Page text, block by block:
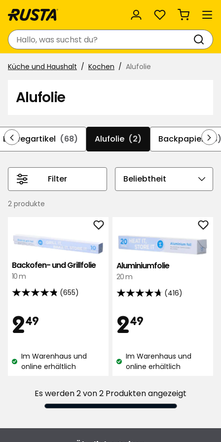
Favoriten
Suchen
Küche und Haushalt Kochen Alufolie
Alufolie
Einwegartikel (68) Alufolie (2) Backpapier (3)
Filter
Sortierreihenfolge
2 produkte
Backofen- und Grillfolie
10 m
(655)
4.8
5
Sternen,
auf
655
Preis
249
€
Lagerbestand:
Im Warenhaus und
online erhältlich
Backofen-
und
Grillfolie
Favoriten
hinzufügen
Aluminiumfolie
20 m
(416)
4.7
5
Sternen,
auf
416
Preis
249
€
Lagerbestand:
Im Warenhaus und
online erhältlich
zu
Es werden 2 von 2 Produkten angezeigt